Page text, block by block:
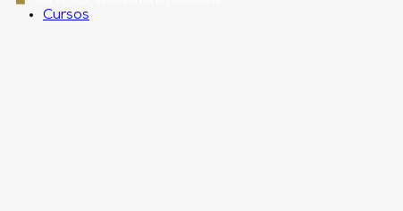
Cursos